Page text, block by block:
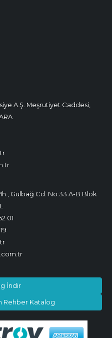
A.Ş. Meşrutiyet Caddesi,
Gülbağ Cd. No:33 A-B Blok
01
İndir
Rehber Katalog